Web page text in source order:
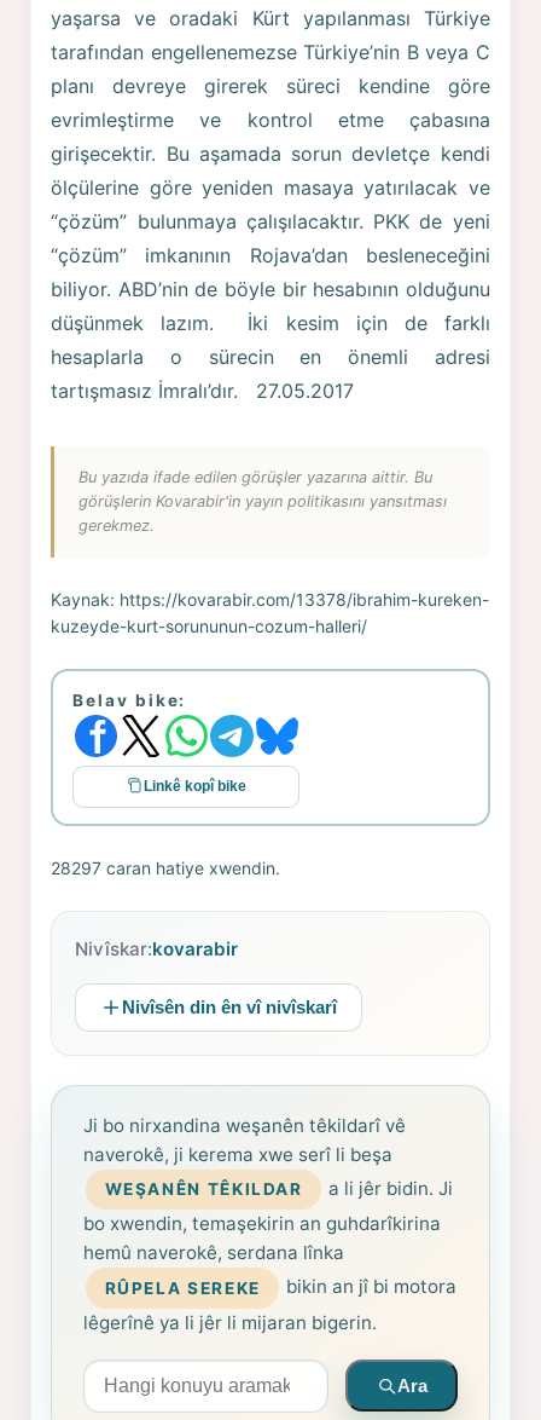
yaşarsa ve oradaki Kürt yapılanması Türkiye
tarafından engellenemezse Türkiye’nin B veya C
planı devreye girerek süreci kendine göre
evrimleştirme ve kontrol etme çabasına
girişecektir. Bu aşamada sorun devletçe kendi
ölçülerine göre yeniden masaya yatırılacak ve
“çözüm” bulunmaya çalışılacaktır. PKK de yeni
“çözüm” imkanının Rojava’dan besleneceğini
biliyor. ABD’nin de böyle bir hesabının olduğunu
düşünmek lazım. İki kesim için de farklı
hesaplarla o sürecin en önemli adresi
tartışmasız İmralı’dır. 27.05.2017
Bu yazıda ifade edilen görüşler yazarına aittir. Bu
görüşlerin Kovarabir'in yayın politikasını yansıtması
gerekmez.
Kaynak: https://kovarabir.com/13378/ibrahim-kureken-
kuzeyde-kurt-sorununun-cozum-halleri/
Belav bike:
Linkê kopî bike
28297 caran hatiye xwendin.
Nivîskar:kovarabir
Nivîsên din ên vî nivîskarî
Ji bo nirxandina weşanên têkildarî vê
naverokê, ji kerema xwe serî li beşa
WEŞANÊN TÊKILDAR
a li jêr bidin. Ji
bo xwendin, temaşekirin an guhdarîkirina
hemû naverokê, serdana lînka
RÛPELA SEREKE
bikin an jî bi motora
lêgerînê ya li jêr li mijaran bigerin.
Arama yapın
Ara